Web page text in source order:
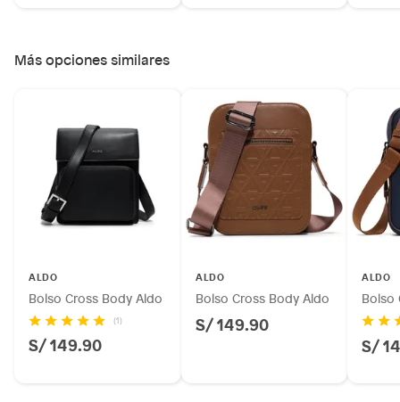
Más opciones similares
ALDO
Bolso Cross Body Aldo
(1)
S/ 149.90
ALDO
Bolso Cross Body Aldo
S/ 149.90
ALDO
Bolso
S/